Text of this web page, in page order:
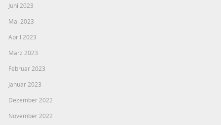
Juni 2023
Mai 2023
April 2023
März 2023
Februar 2023
Januar 2023
Dezember 2022
November 2022